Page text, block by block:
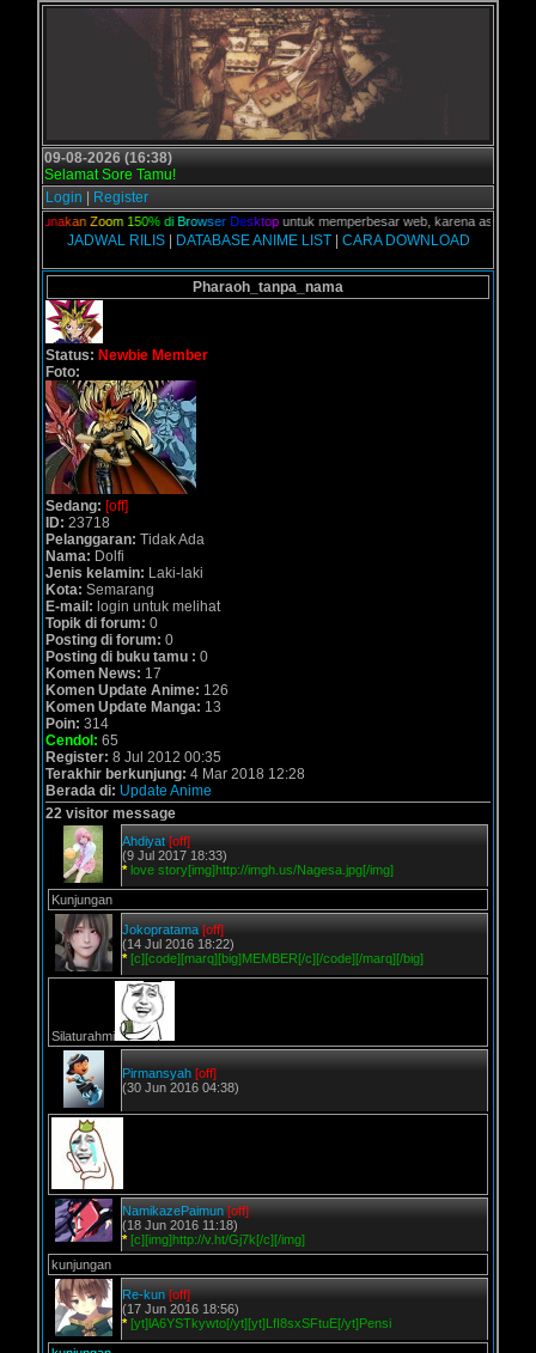
09-08-2026 (16:38)
Selamat Sore Tamu!
Login
Register
kan Zoom 150% di Bro wser Desktopuntuk memperbesar web, karena aslinya web
JADWAL RILIS| DATABASE ANIME LIST| CARA DOWNLOAD
Pharaoh_tanpa_nama
Status: Newbie Member
Foto:
Sedang: [off]
ID: 23718
Pelanggaran: Tidak Ada
Nama: Dolfi
Jenis kelamin: Laki-laki
Kota: Semarang
E-mail: login untuk melihat
Topik di forum: 0
Posting di forum: 0
Posting di buku tamu : 0
Komen News: 17
Komen Update Anime: 126
Komen Update Manga: 13
Poin: 314
Cendol: 65
Register: 8 Jul 2012 00:35
Terakhir berkunjung: 4 Mar 2018 12:28
Berada di: Update Anime
22 visitor message
Ahdiyat [off]
(9 Jul 2017 18:33)
* love story[img]http://imgh.us/Nagesa.jpg[/img]
Kunjungan
Jokopratama [off]
(14 Jul 2016 18:22)
* [c][code][marq][big]MEMBER[/c][/code][/marq][/big]
Silaturahmi
Pirmansyah [off]
(30 Jun 2016 04:38)
NamikazePaimun [off]
(18 Jun 2016 11:18)
* [c][img]http://v.ht/Gj7k[/c][/img]
kunjungan
Re-kun [off]
(17 Jun 2016 18:56)
* [yt]lA6YSTkywto[/yt][yt]LfI8sxSFtuE[/yt]Pensi